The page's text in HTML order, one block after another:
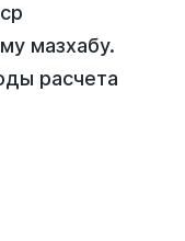
мазхабу.
расчета